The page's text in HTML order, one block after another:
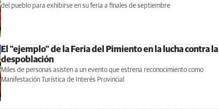
del pueblo para exhibirse en su feria a finales de septiembre
El "ejemplo" de la Feria del Pimiento en la lucha contra la
despoblación
Miles de personas asisten a un evento que estrena reconocimiento como
Manifestación Turística de Interés Provincial